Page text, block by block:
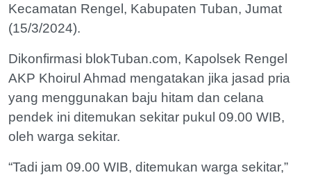
Kecamatan Rengel, Kabupaten Tuban, Jumat
(15/3/2024).
Dikonfirmasi blokTuban.com, Kapolsek Rengel
AKP Khoirul Ahmad mengatakan jika jasad pria
yang menggunakan baju hitam dan celana
pendek ini ditemukan sekitar pukul 09.00 WIB,
oleh warga sekitar.
“Tadi jam 09.00 WIB, ditemukan warga sekitar,”